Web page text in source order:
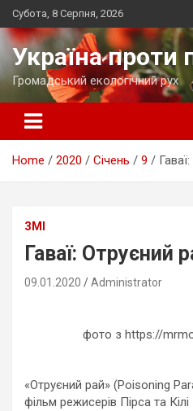
Skip
to
content
Субота, 8 Серпня, 2026
Україна проти
Громадський екологічний рух
Home 2020 Січень 9
ЗМІ
Гаваї: Отруєний
09.01.2020 Administrator
фото з https://
«Отруєний рай» (Poisoning
фільм режисерів Пірса та